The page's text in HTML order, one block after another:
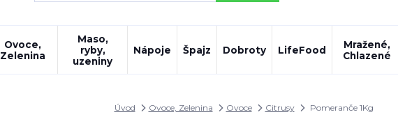
Ovoce,
Zelenina
Maso,
ryby,
uzeniny
Nápoje Špajz Dobroty LifeFood
Mražené,
Chlazené
Úvod Ovoce, Zelenina Ovoce Citrusy Pomeranče 1Kg